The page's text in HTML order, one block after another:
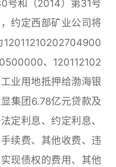
号和（2014）第31号
约定西部矿业公司将
、120112102
业用地抵押给渤海银
集团6.78亿元贷款及
定利息、约定利息、
续费、其他收费、违
现债权的费用、其他